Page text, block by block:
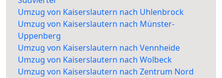
Umzug von Kaiserslautern nach Uhlenbrock
Umzug von Kaiserslautern nach Münster-
Uppenberg
Umzug von Kaiserslautern nach Vennheide
Umzug von Kaiserslautern nach Wolbeck
Umzug von Kaiserslautern nach Zentrum Nord